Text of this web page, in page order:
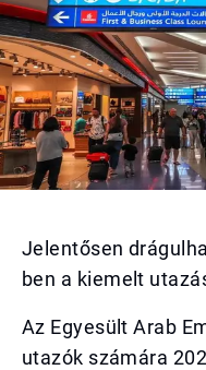
Jelentősen
ben a kiemelt
Az Egyesült Arab
utazók számára